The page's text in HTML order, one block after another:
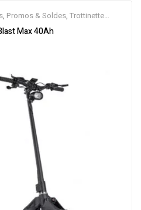
, Promos & Soldes, Trottinette
Max 40Ah